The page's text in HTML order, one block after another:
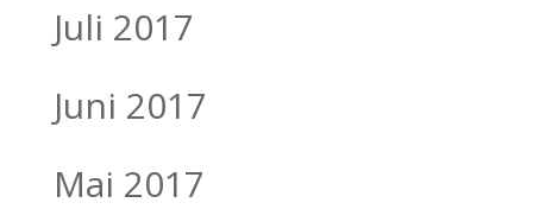
Juli 2017
Juni 2017
Mai 2017